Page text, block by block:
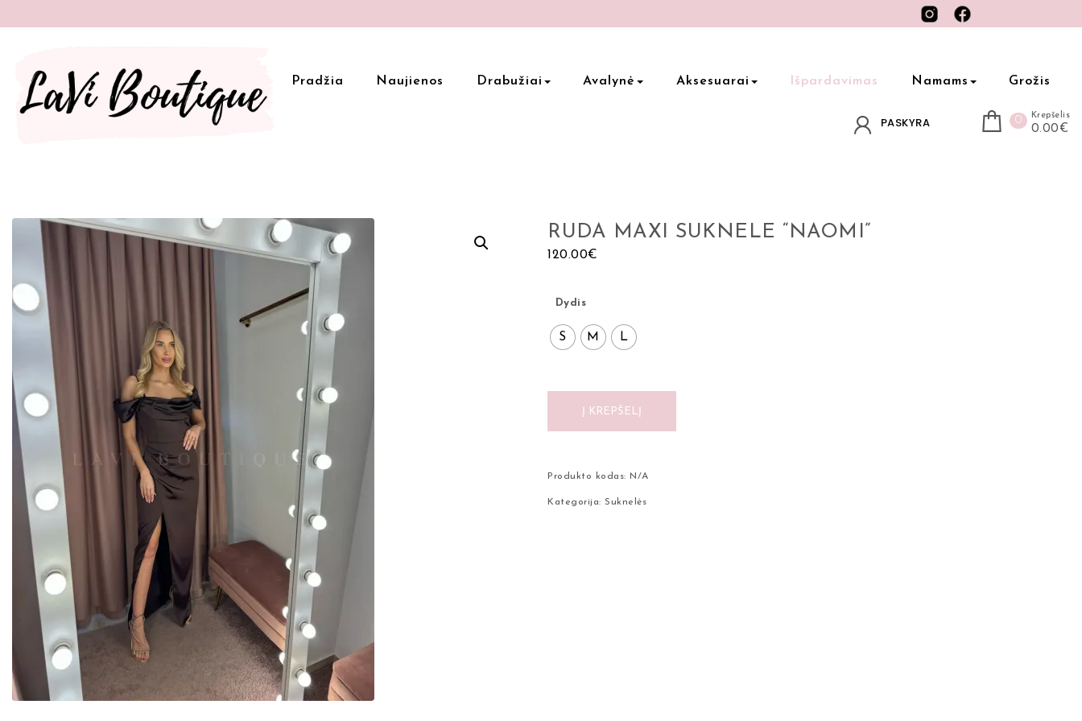
Pradžia Naujienos Drabužiai Avalynė Aksesuarai Išpardavimas Namams Grožis
PASKYRA 0 Krepšelis
0.00€
RUDA MAXI SUKNELE “NAOMI”
120.00€
Dydis
S M L
Į KREPŠELĮ
Produkto kodas: N/A
Kategorija:Suknelės